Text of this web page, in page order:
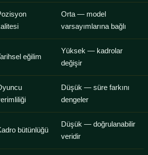
Orta — model
varsayımlarına bağlı
eğilim
Yüksek — kadrolar
değişir
Düşük — süre farkını
dengeler
bütünlüğü
Düşük — doğrulanabilir
veridir